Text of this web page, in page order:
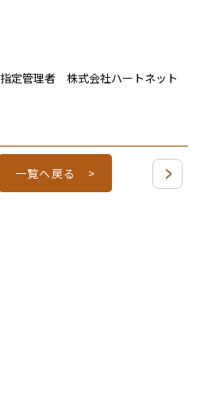
定管理者 株式会社ハートネット
一覧へ戻る >